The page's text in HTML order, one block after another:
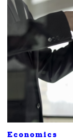
Economics
SHARE